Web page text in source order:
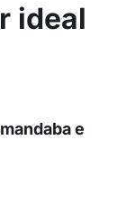
ideal
e